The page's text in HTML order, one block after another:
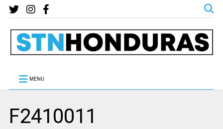
MENU
F2410011